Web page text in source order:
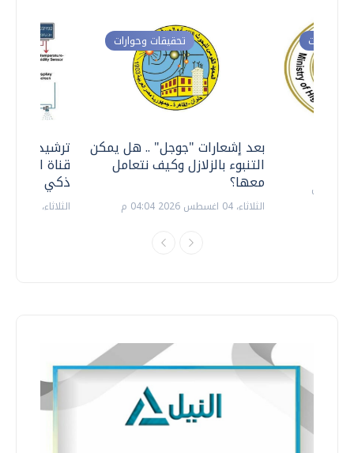
ترشيدا
قناة
ذكي
الثلاثاء، 14 يوليو 2026 06:11 م
تحقيقات وحوارات
بعد إشعارات "جوجل" .. هل يمكن
التنبوء بالزلازل وكيف نتعامل
معها؟
الثلاثاء، 04 اغسطس 2026 04:04 م
وحوارات